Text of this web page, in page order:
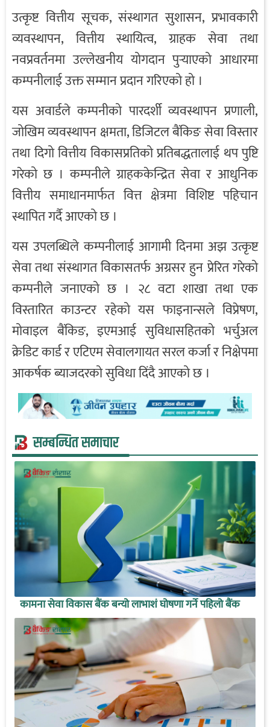
उत्कृष्ट वित्तीय सूचक, संस्थागत सुशासन, प्रभावकारी
व्यवस्थापन, वित्तीय स्थायित्व, ग्राहक सेवा तथा
नवप्रवर्तनमा उल्लेखनीय योगदान पुर्‍याएको आधारमा
कम्पनीलाई उक्त सम्मान प्रदान गरिएको हो ।
यस अवार्डले कम्पनीको पारदर्शी व्यवस्थापन प्रणाली,
जोखिम व्यवस्थापन क्षमता, डिजिटल बैंकिङ सेवा विस्तार
तथा दिगो वित्तीय विकासप्रतिको प्रतिबद्धतालाई थप पुष्टि
गरेको छ । कम्पनीले ग्राहककेन्द्रित सेवा र आधुनिक
वित्तीय समाधानमार्फत वित्त क्षेत्रमा विशिष्ट पहिचान
स्थापित गर्दै आएको छ ।
यस उपलब्धिले कम्पनीलाई आगामी दिनमा अझ उत्कृष्ट
सेवा तथा संस्थागत विकासतर्फ अग्रसर हुन प्रेरित गरेको
कम्पनीले जनाएको छ । २८ वटा शाखा तथा एक
विस्तारित काउन्टर रहेको यस फाइनान्सले विप्रेषण,
मोवाइल बैंकिङ, इएमआई सुविधासहितको भर्चुअल
क्रेडिट कार्ड र एटिएम सेवालगायत सरल कर्जा र निक्षेपमा
आकर्षक ब्याजदरको सुविधा दिंदै आएको छ ।
सम्बन्धित समाचार
कामना सेवा विकास बैंक बन्यो लाभाशं घोषणा गर्ने पहिलो बैंक